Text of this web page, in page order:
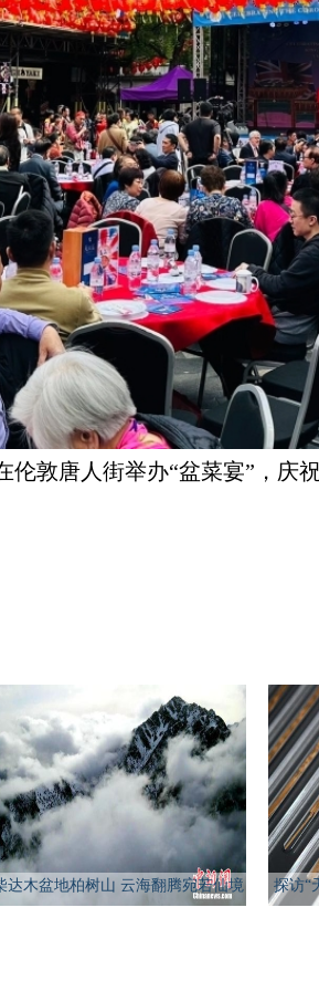
唐人街举办“盆菜宴”，庆
达木盆地柏树山 云海翻腾宛若仙境
探访“